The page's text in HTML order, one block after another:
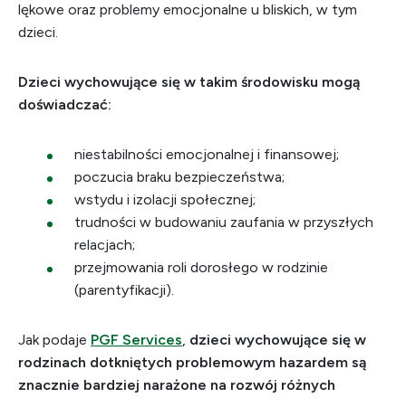
lękowe oraz problemy emocjonalne u bliskich, w tym
dzieci.
Dzieci wychowujące się w takim środowisku mogą
doświadczać:
niestabilności emocjonalnej i finansowej;
poczucia braku bezpieczeństwa;
wstydu i izolacji społecznej;
trudności w budowaniu zaufania w przyszłych
relacjach;
przejmowania roli dorosłego w rodzinie
(parentyfikacji).
Jak podaje PGF Services, dzieci wychowujące się w
rodzinach dotkniętych problemowym hazardem są
znacznie bardziej narażone na rozwój różnych